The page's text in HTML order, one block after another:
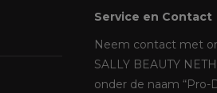
Service en Contact
Neem contact met
SALLY BEAUTY
onder de naam “Pro-